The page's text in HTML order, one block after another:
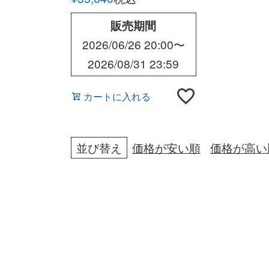
販売期間
2026/06/26 20:00〜
2026/08/31 23:59
カートに入れる
並び替え 価格が安い順 価格が高